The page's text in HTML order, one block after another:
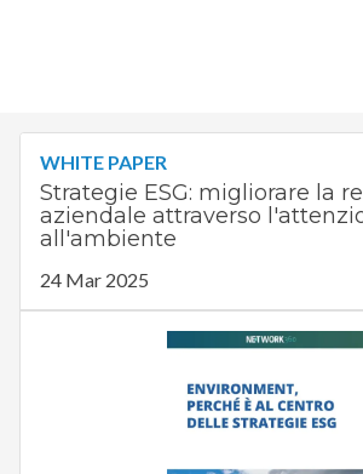
WHITE PAPER
Strategie ESG: migliorare la
aziendale attraverso
all'ambiente
24 Mar 2025